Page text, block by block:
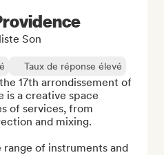
Son
Taux de réponse élevé
17th arrondissement of
is a creative space
of services, from
and mixing.
of instruments and